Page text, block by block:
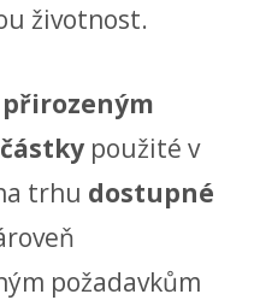
životnost.
přirozeným
použité v
trhu dostupné
požadavkům